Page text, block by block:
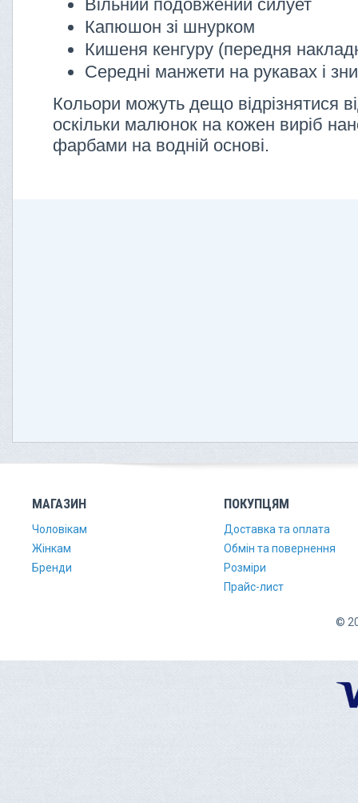
Вільний подовжений силует
Капюшон зі шнурком
Кишеня кенгуру (передня
Середні манжети на рукавах і
Кольори можуть дещо відрізнятися
оскільки малюнок на кожен виріб
фарбами на водній основі.
МАГАЗИН
Чоловікам
Жінкам
Бренди
ПОКУПЦЯМ
Доставка та оплата
Обмін та повернення
Розміри
Прайс-лист
©